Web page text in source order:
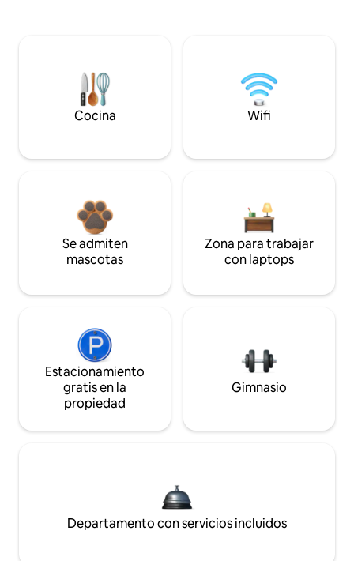
Cocina Wifi
Se admiten
mascotas
Zona para trabajar
con laptops
Estacionamiento
gratis en la
propiedad
Gimnasio
Departamento con servicios incluidos